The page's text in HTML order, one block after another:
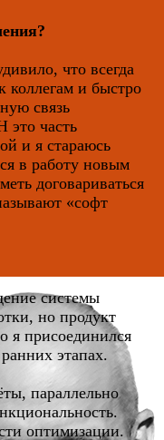
что всегда
коллегам и быстро
связь
часть
и я стараюсь
в работу новым
договариваться
«софт
системы
но продукт
я присоединился
этапах.
параллельно
оптимизации.